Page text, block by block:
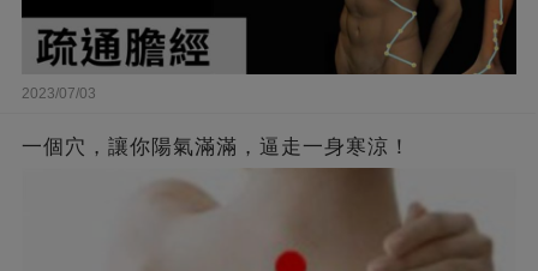
2023/07/03
一個穴，讓你陽氣滿滿，逼走一身寒涼！